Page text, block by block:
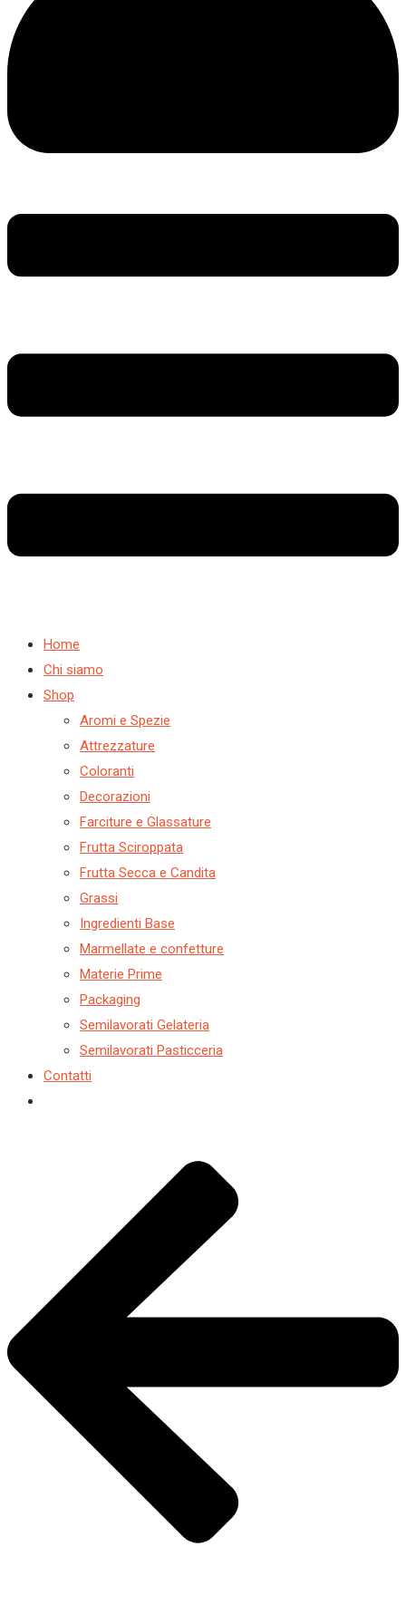
Home
Chi siamo
Shop
Aromi e Spezie
Attrezzature
Coloranti
Decorazioni
Farciture e Glassature
Frutta Sciroppata
Frutta Secca e Candita
Grassi
Ingredienti Base
Marmellate e confetture
Materie Prime
Packaging
Semilavorati Gelateria
Semilavorati Pasticceria
Contatti